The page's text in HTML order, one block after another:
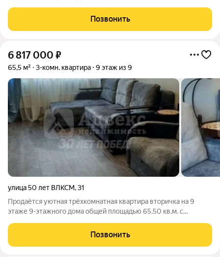
панорамный вид. Большая и просторная кухня 19,7 м2.
Застекленная лоджия. При продаже
Позвонить
6 817 000 ₽
65,5 м² 3-комн. квартира 9 этаж из 9
улица 50 лет ВЛКСМ,31
Продаётся уютная трёхкомнатная квартира вторичка на 9
этаже 9-этажного дома общей площадью 65.50 кв.м. с
для тех, кому важен комфорт и удобство. В квартире
выполнен стандартный ремонт, что
Позвонить